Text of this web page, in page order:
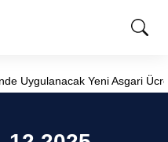
Uygulanacak Yeni Asgari